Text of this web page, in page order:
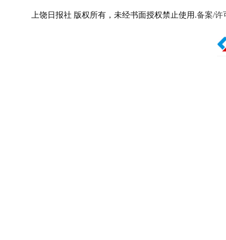
上饶日报社 版权所有，未经书面授权禁止使用.备案/许